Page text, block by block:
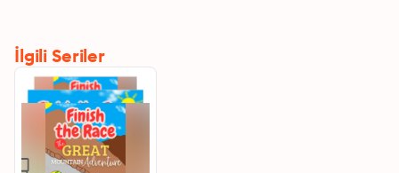
İlgili Seriler